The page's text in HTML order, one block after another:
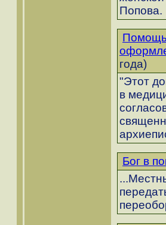
Попова.
Помощь
года)
"Этот
в
Бог в